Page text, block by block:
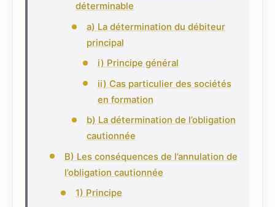
déterminable
a) La détermination du débiteur
principal
i) Principe général
ii) Cas particulier des sociétés
en formation
b) La détermination de l’obligation
cautionnée
B) Les conséquences de l’annulation de
l’obligation cautionnée
1) Principe